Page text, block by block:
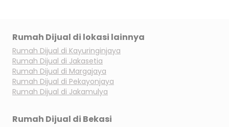
Rumah Dijual di lokasi lainnya
Rumah Dijual di Kayuringinjaya
Rumah Dijual di Jakasetia
Rumah Dijual di Margajaya
Rumah Dijual di Pekayonjaya
Rumah Dijual di Jakamulya
Rumah Dijual di Bekasi